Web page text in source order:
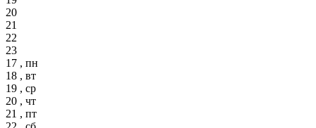
20
21
22
23
17 , пн
18 , вт
19 , ср
20 , чт
21 , пт